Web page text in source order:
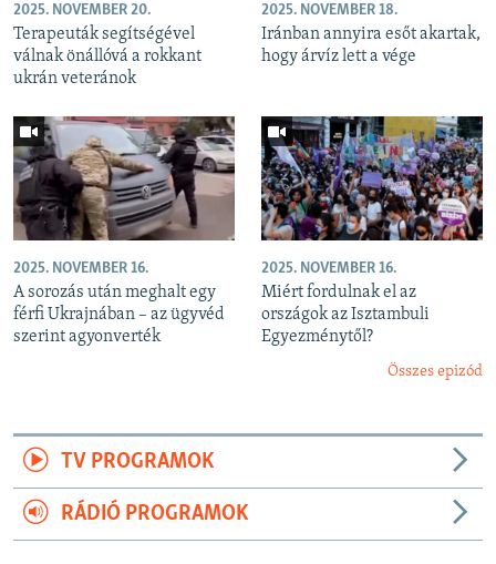
2025. NOVEMBER 20.
Terapeuták segítségével
válnak önállóvá a rokkant
ukrán veteránok
2025. NOVEMBER 18.
Iránban annyira esőt akartak,
hogy árvíz lett a vége
2025. NOVEMBER 16.
A sorozás után meghalt egy
férfi Ukrajnában – az ügyvéd
szerint agyonverték
2025. NOVEMBER 16.
Miért fordulnak el az
országok az Isztambuli
Egyezménytől?
Összes epizód
TV PROGRAMOK
RÁDIÓ PROGRAMOK